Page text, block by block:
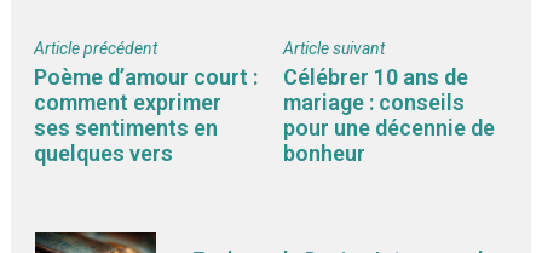
Article précédent
Poème d’amour court :
comment exprimer
ses sentiments en
quelques vers
Article suivant
Célébrer 10 ans de
mariage : conseils
pour une décennie de
bonheur